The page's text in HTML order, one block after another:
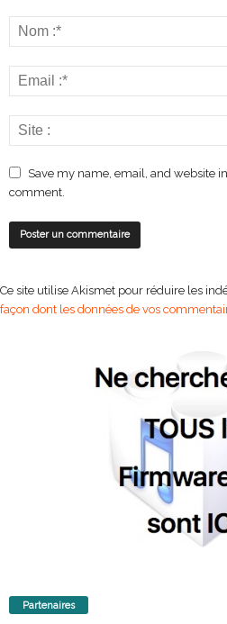
Save my name, email, and website
comment.
Ce site utilise Akismet pour réduire les
façon dont les données de vos
Partenaires